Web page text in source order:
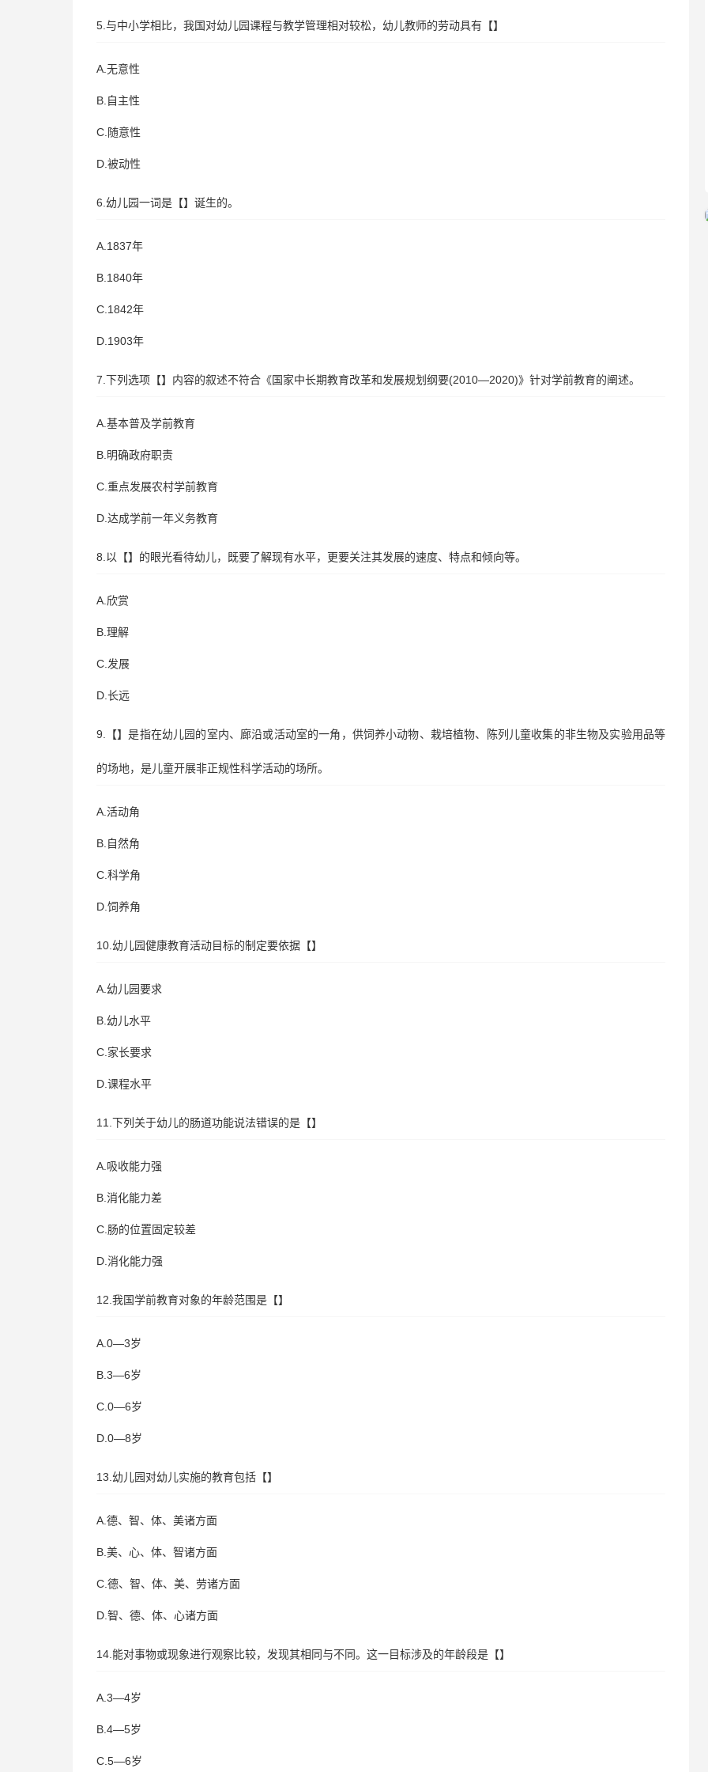
5.与中小学相比，我国对幼儿园课程与教学管理相对较松，幼儿教师的劳动具有【】
A.无意性
B.自主性
C.随意性
D.被动性
6.幼儿园一词是【】诞生的。
A.1837年
B.1840年
C.1842年
D.1903年
7.下列选项【】内容的叙述不符合《国家中长期教育改革和发展规划纲要(2010—2020)》针对学前教育的阐述。
A.基本普及学前教育
B.明确政府职责
C.重点发展农村学前教育
D.达成学前一年义务教育
8.以【】的眼光看待幼儿，既要了解现有水平，更要关注其发展的速度、特点和倾向等。
A.欣赏
B.理解
C.发展
D.长远
9.【】是指在幼儿园的室内、廊沿或活动室的一角，供饲养小动物、栽培植物、陈列儿童收集的非生物及实验用品等
的场地，是儿童开展非正规性科学活动的场所。
A.活动角
B.自然角
C.科学角
D.饲养角
10.幼儿园健康教育活动目标的制定要依据【】
A.幼儿园要求
B.幼儿水平
C.家长要求
D.课程水平
11.下列关于幼儿的肠道功能说法错误的是【】
A.吸收能力强
B.消化能力差
C.肠的位置固定较差
D.消化能力强
12.我国学前教育对象的年龄范围是【】
A.0—3岁
B.3—6岁
C.0—6岁
D.0—8岁
13.幼儿园对幼儿实施的教育包括【】
A.德、智、体、美诸方面
B.美、心、体、智诸方面
C.德、智、体、美、劳诸方面
D.智、德、体、心诸方面
14.能对事物或现象进行观察比较，发现其相同与不同。这一目标涉及的年龄段是【】
A.3—4岁
B.4—5岁
C.5—6岁